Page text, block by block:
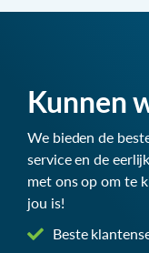
Kunnen
We bieden de
service en de
met ons op om te
jou is!
Beste